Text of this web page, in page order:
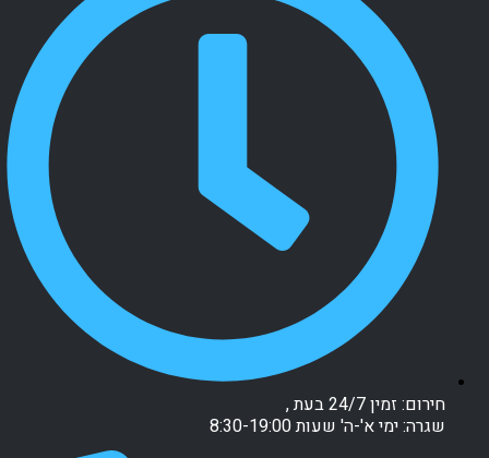
חירום: זמין 24/7 בעת ,
שגרה: ימי א'-ה' שעות 8:30-19:00